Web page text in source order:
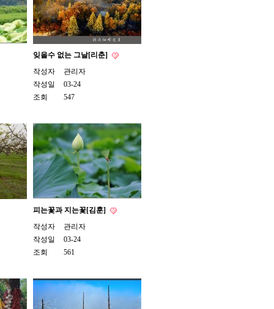
잊을수 없는 그날[리춘]
작성자
관리자
작성일
03-24
조회
547
피는꽃과 지는꽃[김훈]
작성자
관리자
작성일
03-24
조회
561